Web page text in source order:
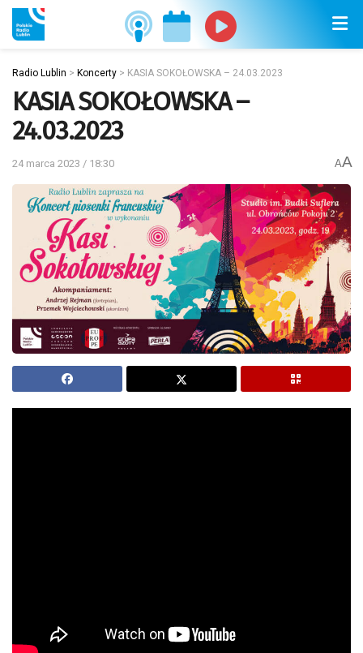
Radio Lublin > Koncerty > KASIA SOKOŁOWSKA – 24.03.2023
KASIA SOKOŁOWSKA –
24.03.2023
24 marca 2023 / 18:30 AA